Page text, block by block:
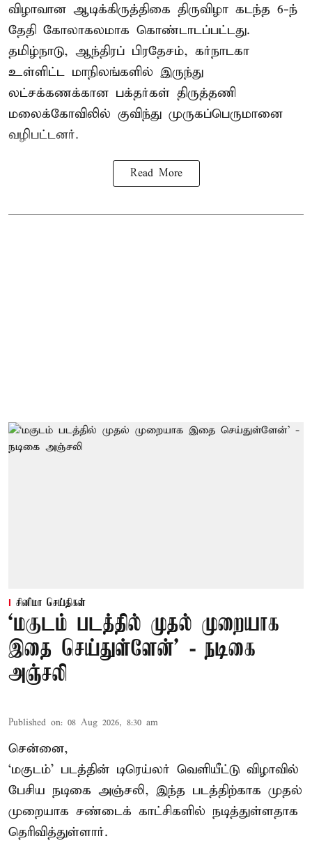
விழாவான ஆடிக்கிருத்திகை திருவிழா கடந்த 6-ந்
தேதி கோலாகலமாக கொண்டாடப்பட்டது.
தமிழ்நாடு, ஆந்திரப் பிரதேசம், கர்நாடகா
உள்ளிட்ட மாநிலங்களில் இருந்து
லட்சக்கணக்கான பக்தர்கள் திருத்தணி
மலைக்கோவிலில் குவிந்து முருகப்பெருமானை
வழிபட்டனர்.
Read More
சினிமா செய்திகள்
‘மகுடம் படத்தில் முதல் முறையாக
இதை செய்துள்ளேன்’ - நடிகை
அஞ்சலி
Published on: 08 Aug 2026, 8:30 am
சென்னை,
‘மகுடம்’ படத்தின் டிரெய்லர் வெளியீட்டு விழாவில்
பேசிய நடிகை அஞ்சலி, இந்த படத்திற்காக முதல்
முறையாக சண்டைக் காட்சிகளில் நடித்துள்ளதாக
தெரிவித்துள்ளார்.